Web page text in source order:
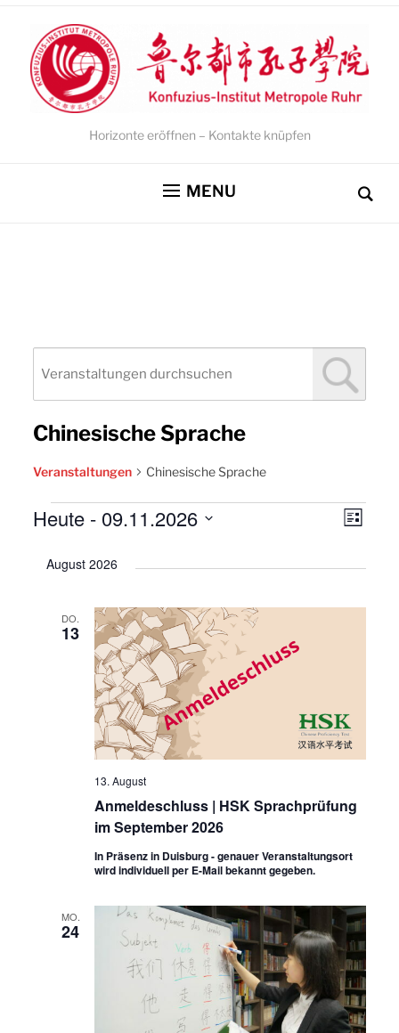
Horizonte eröffnen – Kontakte knüpfen
MENU
Chinesische Sprache
Veranstaltungen Chinesische Sprache
Veranstaltungen Liste
Heute - 09.11.2026
wählen.
August 2026
DO.
13
Anmeldeschluss | HSK Sprachprüfung
im September 2026
13. August
In Präsenz in Duisburg - genauer Veranstaltungsort
wird individuell per E-Mail bekannt gegeben.
MO.
24